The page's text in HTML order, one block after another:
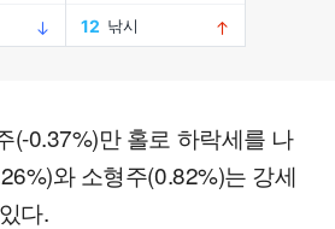
(-0.37%)만 홀로 하락세를 나
와 소형주(0.82%)는 강세
다.